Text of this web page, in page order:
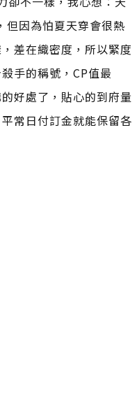
但因為怕夏天穿會很熱
差在織密度，所以緊度
手的稱號，CP值最
好處了，貼心的到府量
常日付訂金就能保留各